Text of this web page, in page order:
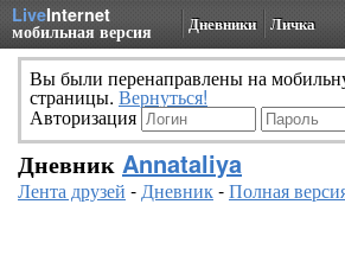
LiveInternet
мобильная версия Дневники Личка
Вы были перенаправлены на
страницы. Вернуться!
Авторизация
Дневник Annataliya
Лента друзей -Дневник-Полная